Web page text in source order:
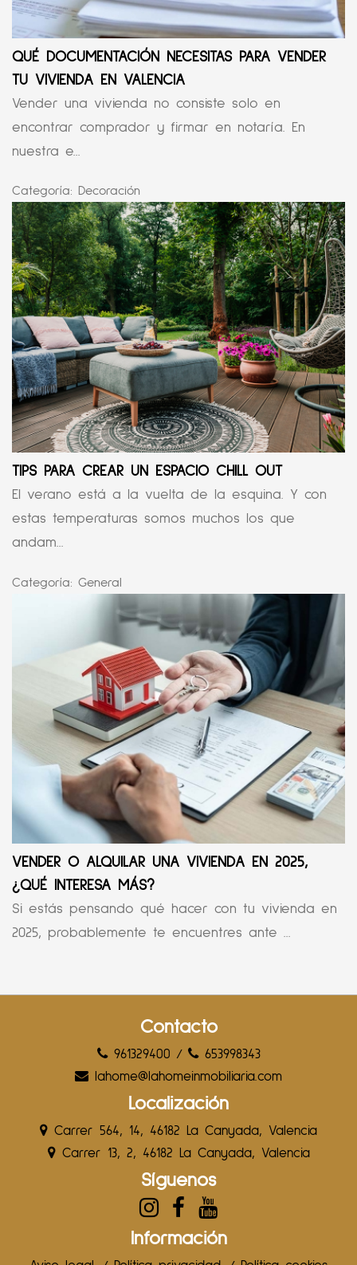
QUÉ DOCUMENTACIÓN NECESITAS PARA VENDER
TU VIVIENDA EN VALENCIA
Vender una vivienda no consiste solo en
encontrar comprador y firmar en notaría. En
nuestra e...
Categoría: Decoración
TIPS PARA CREAR UN ESPACIO CHILL OUT
El verano está a la vuelta de la esquina. Y con
estas temperaturas somos muchos los que
andam...
Categoría: General
VENDER O ALQUILAR UNA VIVIENDA EN 2025,
¿QUÉ INTERESA MÁS?
Si estás pensando qué hacer con tu vivienda en
2025, probablemente te encuentres ante ...
Contacto
961329400 /
653998343
lahome@lahomeinmobiliaria.com
Localización
Carrer 564, 14, 46182 La Canyada, Valencia
Carrer 13, 2, 46182 La Canyada, Valencia
Síguenos
Información